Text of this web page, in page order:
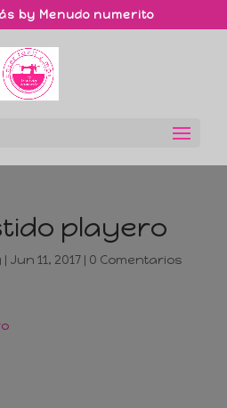
by Menudo numerito
playero
| Jun 11, 2017| 0 Comentarios